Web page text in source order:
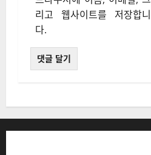
리고 웹사이트를 저장합니
다.